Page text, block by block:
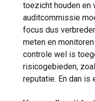
toezicht houden en
auditcommissie
focus dus
meten en
controle wel is
risicogebieden,
reputatie. En dan is